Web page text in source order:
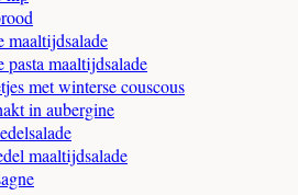
maaltijdsalade
maaltijdsalade
met winterse couscous
in aubergine
maaltijdsalade